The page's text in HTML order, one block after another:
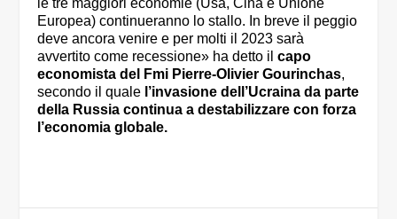
Europea) continueranno lo stallo. In breve il peggio
deve ancora venire e per molti il 2023 sarà
avvertito come recessione» ha detto ilcapo
economista del Fmi Pierre-Olivier Gourinchas,
secondo il quale l’invasione dell’Ucraina da parte
della Russia continua a destabilizzare con forza
l’economia globale.